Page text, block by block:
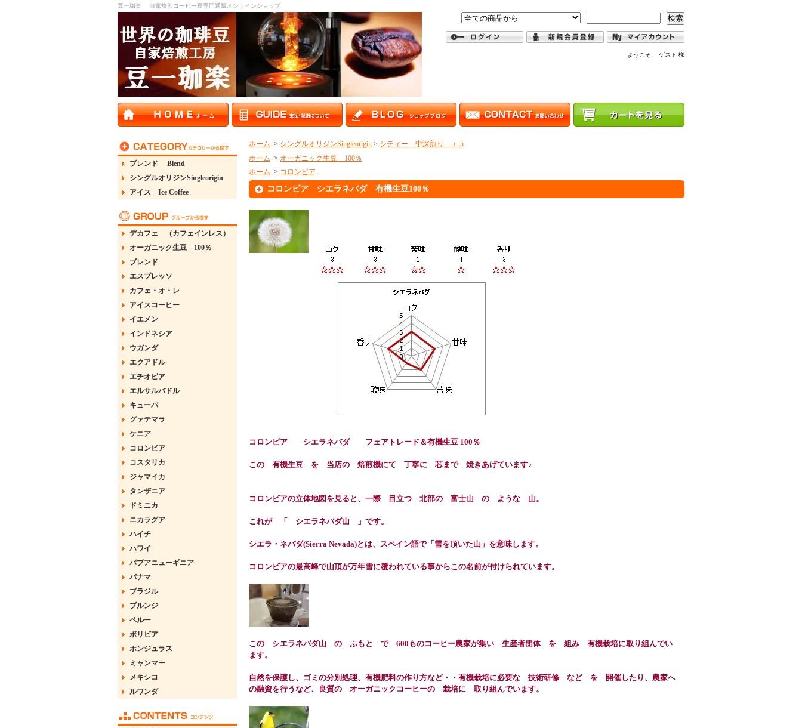
豆一珈楽 自家焙煎コーヒー豆専門通販オンラインショップ
検索
ようこそ、 ゲスト 様
ブレンド Blend
シングルオリジンSingleorigin
アイス Ice Coffee
デカフェ （カフェインレス）
オーガニック生豆 100％
ブレンド
エスプレッソ
カフェ・オ・レ
アイスコーヒー
イエメン
インドネシア
ウガンダ
エクアドル
エチオピア
エルサルバドル
キューバ
グァテマラ
ケニア
コロンビア
コスタリカ
ジャマイカ
タンザニア
ドミニカ
ニカラグア
ハイチ
ハワイ
パプアニューギニア
パナマ
ブラジル
ブルンジ
ペルー
ボリビア
ホンジュラス
ミャンマー
メキシコ
ルワンダ
ホーム > シングルオリジンSingleorigin > シティー 中深煎り ｒ 5
ホーム > オーガニック生豆 100％
ホーム > コロンビア
コロンビア シエラネバダ 有機生豆100％
コロンビア シエラネバダ フェアトレード＆有機生豆 100％
この 有機生豆 を 当店の 焙煎機にて 丁寧に 芯まで 焼きあげています♪
コロンビアの立体地図を見ると、一際 目立つ 北部の 富士山 の ような 山。
これが 「 シエラネバダ山 」です。
シエラ・ネバダ(Sierra Nevada)とは、スペイン語で「雪を頂いた山」を意味します。
コロンビアの最高峰で山頂が万年雪に覆われている事からこの名前が付けられています。
この シエラネバダ山 の ふもと で 600ものコーヒー農家が集い 生産者団体 を 組み 有機栽培に取り組んでい
ます。
自然を保護し、ゴミの分別処理、有機肥料の作り方など・・有機栽培に必要な 技術研修 など を 開催したり、農家へ
の融資を行うなど、良質の オーガニックコーヒーの 栽培に 取り組んでいます。